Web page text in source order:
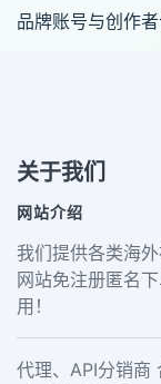
品牌账号与创作
关于我们
网站介绍
我们提供各类海
网站免注册匿名
用！
代理、API分销